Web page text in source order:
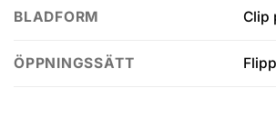
BLADFORM Clip
ÖPPNINGSSÄTT